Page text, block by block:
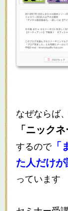
なぜならば
「ニック
するので「
た人だけが
っています